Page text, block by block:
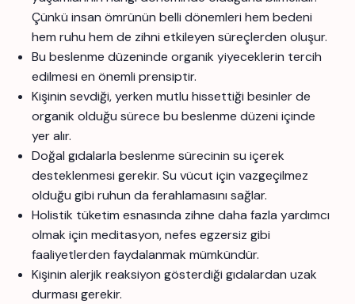
Çünkü insan ömrünün belli dönemleri hem bedeni
hem ruhu hem de zihni etkileyen süreçlerden oluşur.
Bu beslenme düzeninde organik yiyeceklerin tercih
edilmesi en önemli prensiptir.
Kişinin sevdiği, yerken mutlu hissettiği besinler de
organik olduğu sürece bu beslenme düzeni içinde
yer alır.
Doğal gıdalarla beslenme sürecinin su içerek
desteklenmesi gerekir. Su vücut için vazgeçilmez
olduğu gibi ruhun da ferahlamasını sağlar.
Holistik tüketim esnasında zihne daha fazla yardımcı
olmak için meditasyon, nefes egzersiz gibi
faaliyetlerden faydalanmak mümkündür.
Kişinin alerjik reaksiyon gösterdiği gıdalardan uzak
durması gerekir.